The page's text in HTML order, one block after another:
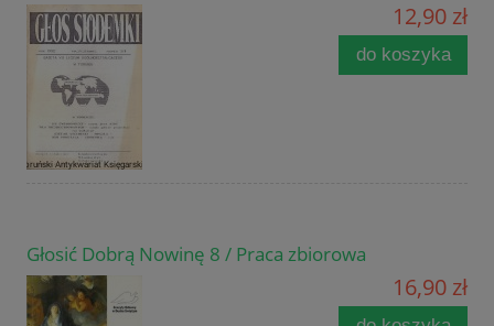
12,90 zł
do koszyka
Głosić Dobrą Nowinę 8 / Praca zbiorowa
16,90 zł